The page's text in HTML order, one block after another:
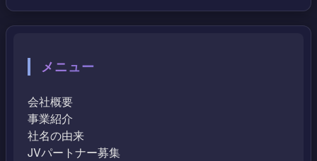
メニュー
会社概要
事業紹介
社名の由来
JVパートナー募集